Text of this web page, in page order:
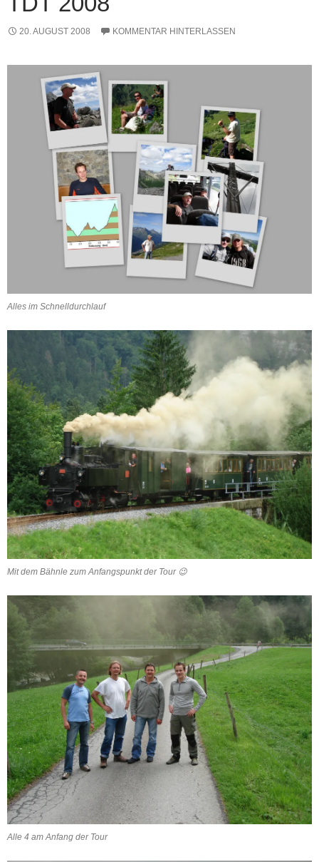
20. AUGUST 2008 KOMMENTAR HINTERLASSEN
Alles im Schnelldurchlauf
Mit dem Bähnle zum Anfangspunkt der Tour 😉
Alle 4 am Anfang der Tour